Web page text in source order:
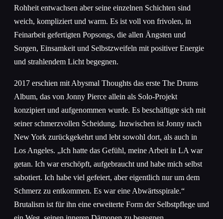
Rohheit entwachsen aber seine einzelnen Schichten sind
weich, kompliziert und warm. Es ist voll von frivolen, in
Feinarbeit gefertigten Popsongs, die allen Ängsten und
Sorgen, Einsamkeit und Selbstzweifeln mit positiver Energie
und strahlendem Licht begegnen.
2017 erschien mit Abysmal Thoughts das erste The Drums
Album, das von Jonny Pierce allein als Solo-Projekt
konzipiert und aufgenommen wurde. Es beschäftigte sich mit
seiner schmerzvollen Scheidung. Inzwischen ist Jonny nach
New York zurückgekehrt und lebt sowohl dort, als auch in
Los Angeles. „Ich hatte das Gefühl, meine Arbeit in LA war
getan. Ich war erschöpft, aufgebraucht und habe mich selbst
sabotiert. Ich habe viel gefeiert, aber eigentlich nur um dem
Schmerz zu entkommen. Es war eine Abwärtsspirale.“
Brutalism ist für ihn eine erweiterte Form der Selbstpflege und